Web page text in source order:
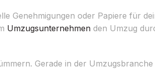
Genehmigungen oder Papiere für
Umzugsunternehmen den Umzug
Gerade in der